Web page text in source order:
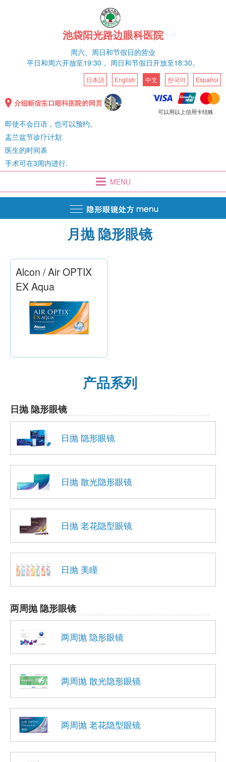
池袋阳光路边眼科医院
周六、 周日和节假日的营业
平日和周六开放至19:30， 周日和节假日开放至18:30。
日本語 English 中文 한국어 Español
可以用以上信用卡结账
即使不会日语，也可以预约。
盂兰盆节诊疗计划
医生的时间表
手术可在3周内进行.
MENU
隐形眼镜处方
产品系列
在眼科开隐形眼镜处方单有什么好处？
处方隐形眼镜的流程
拿取隐形眼镜处方笺需要多少钱？
对于有隐形眼镜问题的游客
月抛 隐形眼镜
Alcon / Air OPTIX
EX Aqua
产品系列
日抛 隐形眼镜
日抛 隐形眼镜
日抛 散光隐形眼镜
日抛 老花隐型眼镜
日抛 美瞳
两周抛 隐形眼镜
两周抛 隐形眼镜
两周抛 散光隐形眼镜
两周抛 老花隐型眼镜